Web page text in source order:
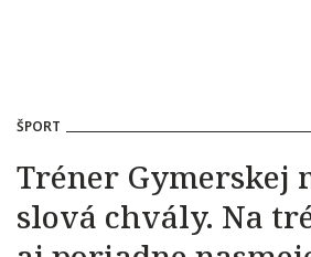
ŠPORT